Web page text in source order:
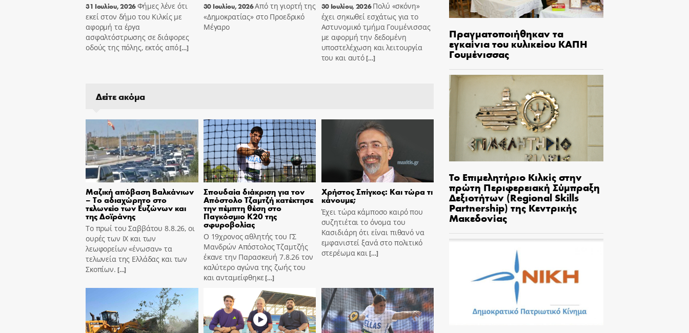
31 Ιουλίου, 2026Φήμες λένε ότι
εκεί στον δήμο του Κιλκίς με
αφορμή τα έργα
ασφαλτόστρωσης σε διάφορες
οδούς της πόλης, εκτός από[…]
30 Ιουλίου, 2026Από τη γιορτή της
«Δημοκρατίας» στο Προεδρικό
Μέγαρο
30 Ιουλίου, 2026Πολύ «σκόνη»
έχει σηκωθεί εσχάτως για το
Αστυνομικό τμήμα Γουμένισσας
με αφορμή την δεδομένη
υποστελέχωση και λειτουργία
του και αυτό[…]
Δείτε ακόμα
Μαζική απόβαση Βαλκάνιων
– Το αδιαχώρητο στο
τελωνείο των Ευζώνων και
της Δοϊράνης
Το πρωί του Σαββάτου 8.8.26, οι
ουρές των ΙΧ και των
λεωφορείων «ένωσαν» τα
τελωνεία της Ελλάδας και των
Σκοπίων. […]
Σπουδαία διάκριση για τον
Απόστολο Τζαμτζή κατέκτησε
την πέμπτη θέση στο
Παγκόσμιο Κ20 της
σφυροβολίας
Ο 19χρονος αθλητής του ΓΣ
Μανδρών Απόστολος Τζαμτζής
έκανε την Παρασκευή 7.8.26 τον
καλύτερο αγώνα της ζωής του
και ανταμείφθηκε[…]
Χρήστος Σπίγκος: Και τώρα τι
κάνουμε;
Έχει τώρα κάμποσο καιρό που
συζητιέται το όνομα του
Κασιδιάρη ότι είναι πιθανό να
εμφανιστεί ξανά στο πολιτικό
στερέωμα και[…]
Πραγματοποιήθηκαν τα
εγκαίνια του κυλικείου ΚΑΠΗ
Γουμένισσας
Το Επιμελητήριο Κιλκίς στην
πρώτη Περιφερειακή Σύμπραξη
Δεξιοτήτων (Regional Skills
Partnership) της Κεντρικής
Μακεδονίας